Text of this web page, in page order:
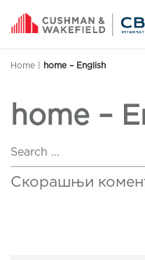
Home home – English
home –
Скорашњи